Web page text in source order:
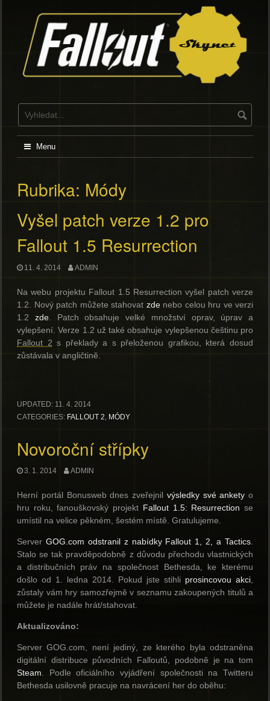
Menu
Rubrika: Módy
Vyšel patch verze 1.2 pro
Fallout 1.5 Resurrection
11. 4. 2014 ADMIN
Na webu projektu Fallout 1.5 Resurrection vyšel patch verze
1.2. Nový patch můžete stahovat zdenebo celou hru ve verzi
1.2 zde. Patch obsahuje velké množství oprav, úprav a
vylepšení. Verze 1.2 už také obsahuje vylepšenou češtinu pro
Fallout 2 s překlady a s přeloženou grafikou, která dosud
zůstávala v angličtině.
UPDATED: 11. 4. 2014
CATEGORIES: FALLOUT 2 MÓDY
Novoroční střípky
3. 1. 2014 ADMIN
Herní portál Bonusweb dnes zveřejnil výsledky své ankety o
hru roku, fanouškovský projekt Fallout 1.5: Resurrection se
umístil na velice pěkném, šestém místě. Gratulujeme.
Server GOG.com odstranil z nabídky Fallout 1, 2, a Tactics
Stalo se tak pravděpodobně z důvodu přechodu vlastnických
a distribučních práv na společnost Bethesda, ke kterému
došlo od 1. ledna 2014. Pokud jste stihli prosincovou akci
zůstaly vám hry samozřejmě v seznamu zakoupených titulů a
můžete je nadále hrát/stahovat.
Aktualizováno:
Server GOG.com, není jediný, ze kterého byla odstraněna
digitální distribuce původních Falloutů, podobně je na tom
Steam . Podle oficiálního vyjádření společnosti na Twitteru
Bethesda usilovně pracuje na navrácení her do oběhu: